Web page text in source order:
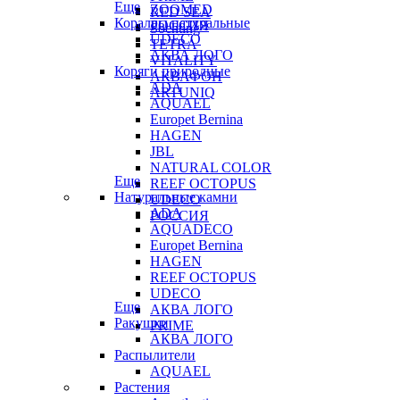
RED SEA
Sochting
TETRA
VITALITY
АКВАФОН
ARTUNIQ
ZOOMED
РОССИЯ
Еще
Кораллы натуральные
UDECO
АКВА ЛОГО
Коряги природные
ADA
AQUAEL
Europet Bernina
HAGEN
JBL
NATURAL COLOR
REEF OCTOPUS
UDECO
РОССИЯ
Еще
Натуральные камни
ADA
AQUADECO
Europet Bernina
HAGEN
REEF OCTOPUS
UDECO
АКВА ЛОГО
PRIME
Еще
Ракушки
АКВА ЛОГО
Распылители
AQUAEL
Растения